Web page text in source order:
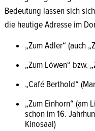
Bedeutung lassen sich
die heutige Adresse im
„Zum Adler“ (auch
„Zum Löwen“ bzw.
„Café Berthold“
„Zum Einhorn“ (am
schon im 16.
Kinosaal)